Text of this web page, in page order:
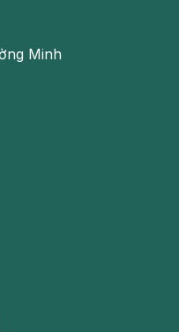
Minh